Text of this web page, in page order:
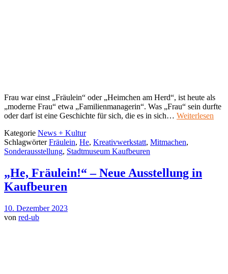
Frau war einst „Fräulein“ oder „Heimchen am Herd“, ist heute als
„moderne Frau“ etwa „Familienmanagerin“. Was „Frau“ sein durfte
oder darf ist eine Geschichte für sich, die es in sich… Weiterlesen
Kategorie News + Kultur
SchlagwörterFräulein, He, Kreativwerkstatt, Mitmachen,
Sonderausstellung, Stadtmuseum Kaufbeuren
„He, Fräulein!“ – Neue Ausstellung in
Kaufbeuren
10. Dezember 2023
von red-ub